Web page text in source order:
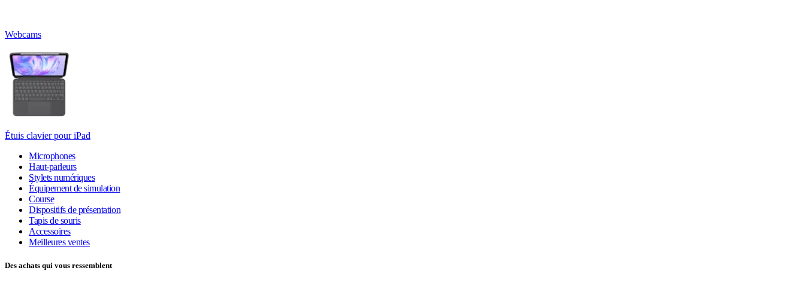
Webcams
Étuis clavier pour iPad
Microphones
Haut-parleurs
Stylets numériques
Équipement de simulation
Course
Dispositifs de présentation
Tapis de souris
Accessoires
Meilleures ventes
Des achats qui vous ressemblent